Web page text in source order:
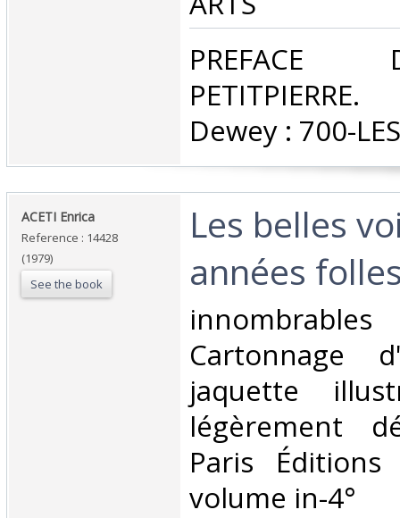
Dewey : 700-
‎ACETI Enrica‎
Reference : 14428
(1979)
See the book
‎Les belles
années
Cartonnage
jaquette
légèrement
Paris
volume in-4°‎